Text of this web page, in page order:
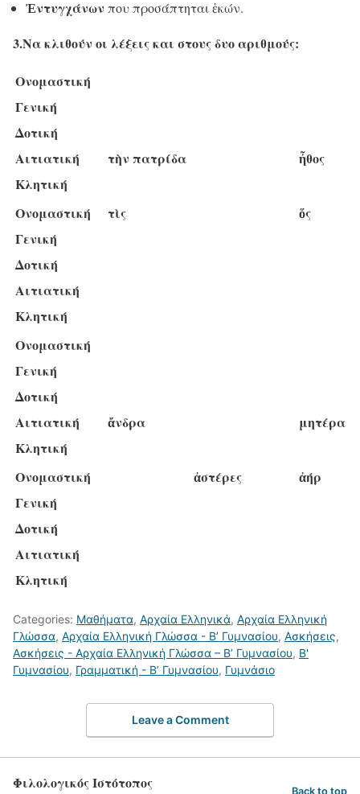
Ἐντυγχάνων που προσάπτηται ἑκών.
3.Να κλιθούν οι λέξεις και στους δυο αριθμούς:
Ονομαστική
Γενική
Δοτική
Αιτιατική
τὴν πατρίδα
ἦθος
Κλητική
Ονομαστική
τὶς
ὅς
Γενική
Δοτική
Αιτιατική
Κλητική
Ονομαστική
Γενική
Δοτική
Αιτιατική
ἄνδρα
μητέρα
Κλητική
Ονομαστική
ἀστέρες
ἀήρ
Γενική
Δοτική
Αιτιατική
Κλητική
Categories: Μαθήματα, Αρχαία Ελληνικά, Αρχαία Ελληνική
Γλώσσα, Αρχαία Ελληνική Γλώσσα - Β’ Γυμνασίου, Ασκήσεις,
Ασκήσεις - Αρχαία Ελληνική Γλώσσα – Β’ Γυμνασίου, Β'
Γυμνασίου, Γραμματική - Β’ Γυμνασίου, Γυμνάσιο
Leave a Comment
Φιλολογικός Ιστότοπος Back to top